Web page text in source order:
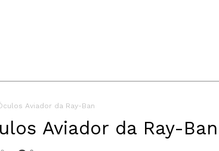
Aviador da Ray-Ban
Aviador da Ray-Ban